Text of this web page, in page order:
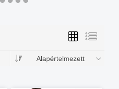
Alapértelmezett